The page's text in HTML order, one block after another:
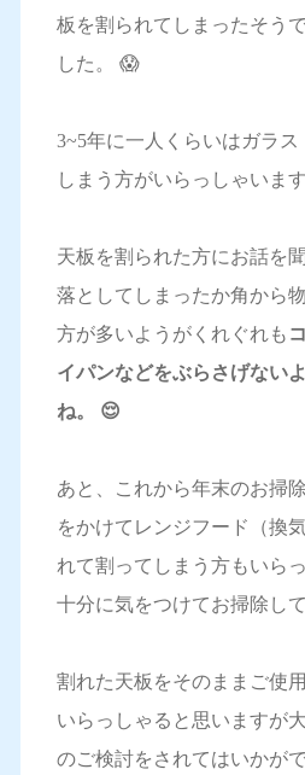
板を割られてしまったそう
した。 😱
3~5年に一人くらいはガラ
しまう方がいらっしゃいま
天板を割られた方にお話を
落としてしまったか角から
方が多いようがくれぐれも
イパンなどをぶらさげない
ね。 😌
あと、これから年末のお掃
をかけてレンジフード（換
れて割ってしまう方もいら
十分に気をつけてお掃除し
割れた天板をそのままご使
いらっしゃると思いますが
のご検討をされてはいかが